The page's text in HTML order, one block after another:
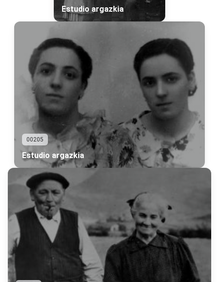
Estudio argazkia
00205
Estudio argazkia